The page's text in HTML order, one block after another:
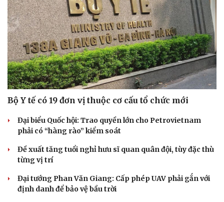
Âm nhạc
Di sản
Sao Việt
Bộ Y tế có 19 đơn vị thuộc cơ cấu tổ chức mới
Đại biểu Quốc hội: Trao quyền lớn cho Petrovietnam
phải có “hàng rào” kiểm soát
Đề xuất tăng tuổi nghỉ hưu sĩ quan quân đội, tùy đặc thù
từng vị trí
Đại tướng Phan Văn Giang: Cấp phép UAV phải gắn với
định danh để bảo vệ bầu trời